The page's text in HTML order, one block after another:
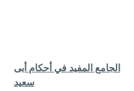
الجامع المفيد في أحكام أبى
سعيد